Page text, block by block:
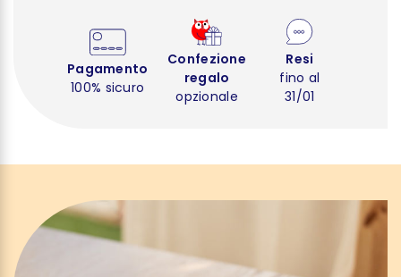
Pagamento
100% sicuro
Confezione
regalo
opzionale
Resi
fino al
31/01